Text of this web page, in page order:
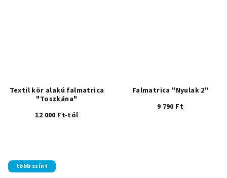
Textil kör alakú falmatrica
"Toszkána"
12 000 Ft-tól
Falmatrica "Nyulak 2"
9 790 Ft
több színt